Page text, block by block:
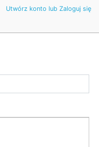
Utwórz konto lub Zaloguj się